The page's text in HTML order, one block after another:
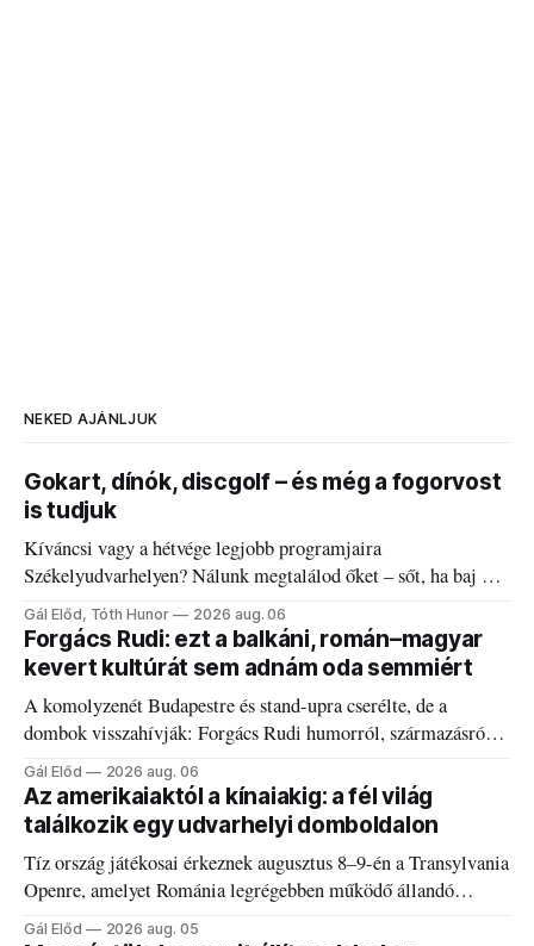
NEKED AJÁNLJUK
Gokart, dínók, discgolf – és még a fogorvost
is tudjuk
Kíváncsi vagy a hétvége legjobb programjaira
Székelyudvarhelyen? Nálunk megtalálod őket – sőt, ha baj van
a fogaddal, a fogorvosi ügyeletet is!
Gál Előd, Tóth Hunor 2026 aug. 06
Forgács Rudi: ezt a balkáni, román–magyar
kevert kultúrát sem adnám oda semmiért
A komolyzenét Budapestre és stand-upra cserélte, de a
dombok visszahívják: Forgács Rudi humorról, származásról
és határokról.
Gál Előd 2026 aug. 06
Az amerikaiaktól a kínaiakig: a fél világ
találkozik egy udvarhelyi domboldalon
Tíz ország játékosai érkeznek augusztus 8–9-én a Transylvania
Openre, amelyet Románia legrégebben működő állandó
discgolfpályáján rendeznek meg.
Gál Előd 2026 aug. 05